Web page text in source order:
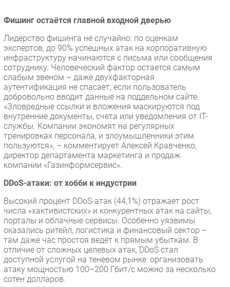
Мероприятия
Проекты
IT класс
Тестовый стенд
Каталог компаний
Фишинг остаётся главной входной дверью
Лидерство фишинга не случайно: по оценкам
экспертов, до 90% успешных атак на корпоративную
инфраструктуру начинаются с письма или сообщения
сотруднику. Человеческий фактор остается самым
слабым звеном – даже двухфакторная
аутентификация не спасает, если пользователь
добровольно вводит данные на поддельном сайте.
«Зловредные ссылки и вложения маскируются под
внутренние документы, счета или уведомления от IT-
службы. Компании экономят на регулярных
тренировках персонала, и злоумышленники этим
пользуются», – комментирует Алексей Кравченко,
директор департамента маркетинга и продаж
компании «Газинформсервис».
DDoS-атаки: от хобби к индустрии
Высокий процент DDoS-атак (44,1%) отражает рост
числа «хактивистских» и конкурентных атак на сайты,
порталы и облачные сервисы. Особенно уязвимы
оказались ритейл, логистика и финансовый сектор –
там даже час простоя ведёт к прямым убыткам. В
отличие от сложных целевых атак, DDoS стал
доступной услугой на теневом рынке: организовать
атаку мощностью 100–200 Гбит/с можно за несколько
сотен долларов.